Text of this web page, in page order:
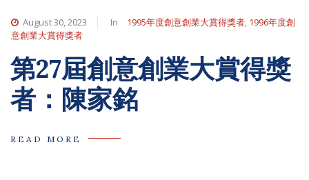
August 30, 2023 In 1995年度創意創業大賞得獎者, 1996年度創
意創業大賞得獎者
第27屆創意創業大賞得獎
者：陳家銘
READ MORE